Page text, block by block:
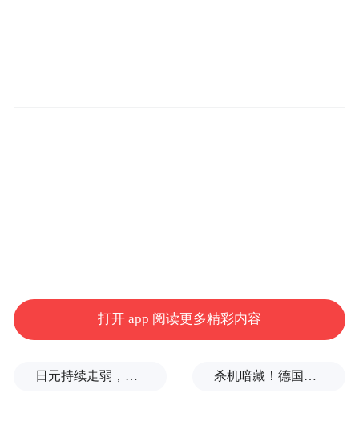
浦口高新区。 南京市浦口区委宣传部 供图
打开 app 阅读更多精彩内容
日元持续走弱，给我们什么样的机会？ 杀机暗藏！德国机场发现携爆炸物无人机，或涉及外国势力